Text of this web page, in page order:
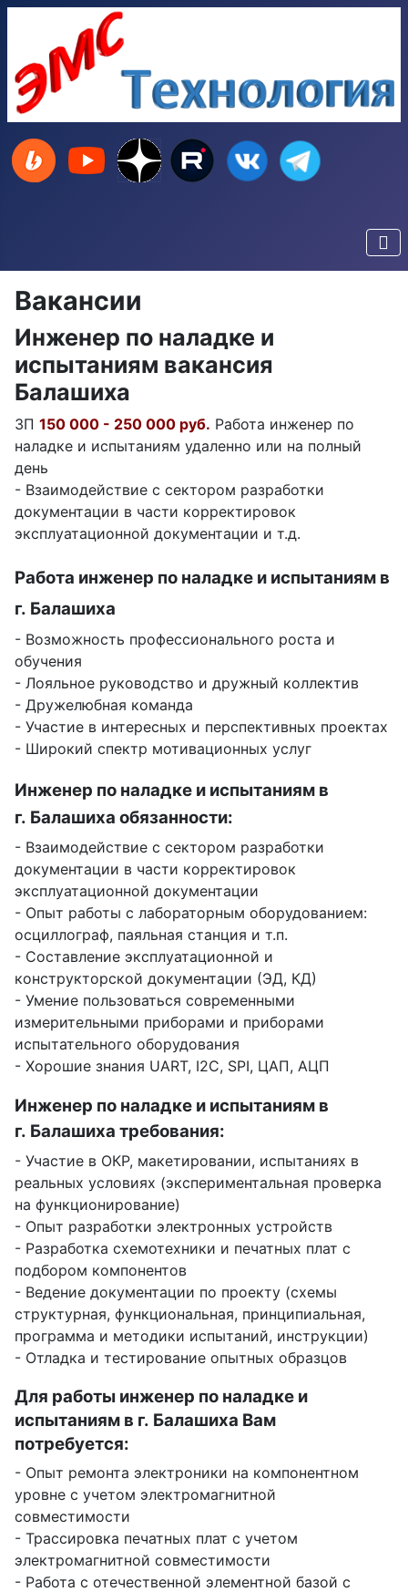
Вакансии
Инженер по наладке и
испытаниям вакансия
Балашиха
ЗП 150 000 - 250 000 руб. Работа инженер по
наладке и испытаниям удаленно или на полный
день
- Взаимодействие с сектором разработки
документации в части корректировок
эксплуатационной документации и т.д.
Работа инженер по наладке и испытаниям в
г. Балашиха
- Возможность профессионального роста и
обучения
- Лояльное руководство и дружный коллектив
- Дружелюбная команда
- Участие в интересных и перспективных проектах
- Широкий спектр мотивационных услуг
Инженер по наладке и испытаниям в
г. Балашиха обязанности:
- Взаимодействие с сектором разработки
документации в части корректировок
эксплуатационной документации
- Опыт работы с лабораторным оборудованием:
осциллограф, паяльная станция и т.п.
- Составление эксплуатационной и
конструкторской документации (ЭД, КД)
- Умение пользоваться современными
измерительными приборами и приборами
испытательного оборудования
- Хорошие знания UART, I2C, SPI, ЦАП, АЦП
Инженер по наладке и испытаниям в
г. Балашиха требования:
- Участие в ОКР, макетировании, испытаниях в
реальных условиях (экспериментальная проверка
на функционирование)
- Опыт разработки электронных устройств
- Разработка схемотехники и печатных плат с
подбором компонентов
- Ведение документации по проекту (схемы
структурная, функциональная, принципиальная,
программа и методики испытаний, инструкции)
- Отладка и тестирование опытных образцов
Для работы инженер по наладке и
испытаниям в г. Балашиха Вам
потребуется:
- Опыт ремонта электроники на компонентном
уровне с учетом электромагнитной
совместимости
- Трассировка печатных плат с учетом
электромагнитной совместимости
- Работа с отечественной элементной базой с